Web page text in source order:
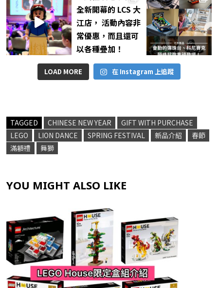
LOAD MORE 在 Instagram 上追蹤
TAGGED CHINESE NEW YEAR
GIFT WITH PURCHASE
LEGO
LION DANCE SPRING FESTIVAL 新品介紹
春節
滿額禮
舞獅
YOU MIGHT ALSO LIKE